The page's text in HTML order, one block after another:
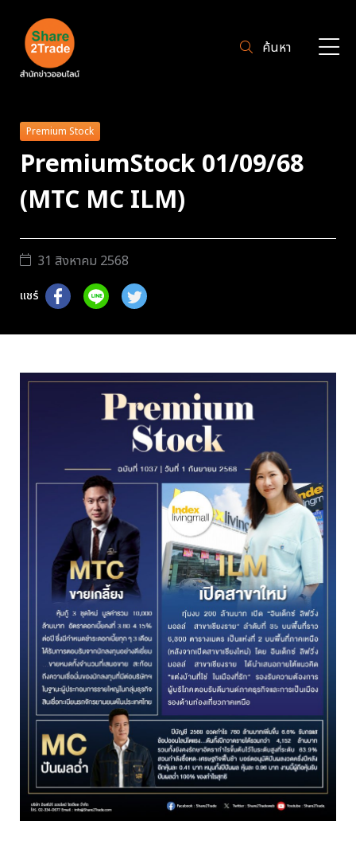
ค้นหา
Premium Stock
PremiumStock 01/09/68
(MTC MC ILM)
31 สิงหาคม 2568
แชร์